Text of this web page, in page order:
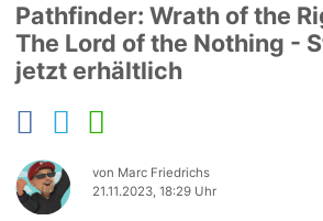
Pathfinder: Wrath of the
The Lord of the Nothing -
jetzt erhältlich
von Marc Friedrichs
21.11.2023, 18:29 Uhr